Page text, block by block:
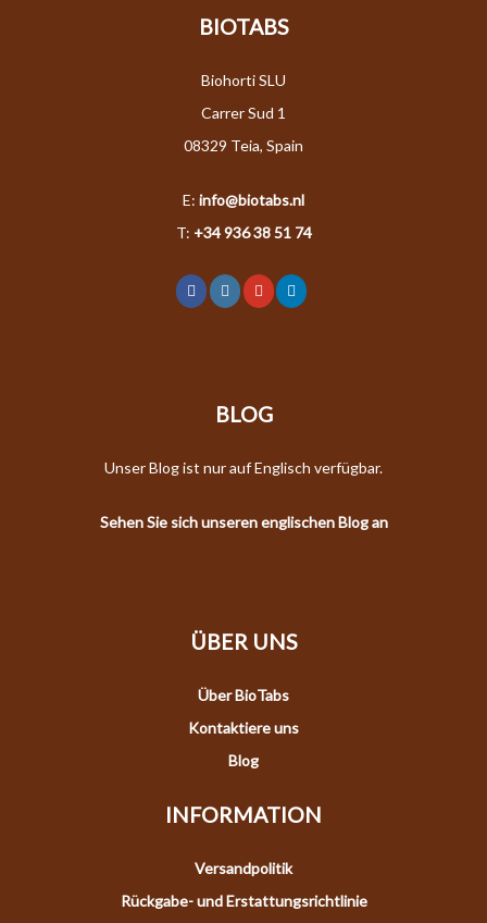
BIOTABS
Biohorti SLU
Carrer Sud 1
08329 Teia, Spain
E: info@biotabs.nl
T: +34 936 38 51 74
BLOG
Unser Blog ist nur auf Englisch verfügbar.
Sehen Sie sich unseren englischen Blog an
ÜBER UNS
Über BioTabs
Kontaktiere uns
Blog
INFORMATION
Versandpolitik
Rückgabe- und Erstattungsrichtlinie